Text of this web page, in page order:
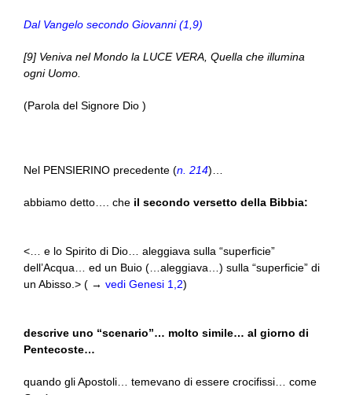
Dal Vangelo secondo Giovanni (1,9)
[9] Veniva nel Mondo la LUCE VERA, Quella che illumina
ogni Uomo.
(Parola del Signore Dio )
Nel PENSIERINO precedente (n. 214)…
abbiamo detto…. che il secondo versetto della Bibbia:
<… e lo Spirito di Dio… aleggiava sulla “superficie”
dell’Acqua… ed un Buio (…aleggiava…) sulla “superficie” di
un Abisso.> ( → vedi Genesi 1,2)
descrive uno “scenario”… molto simile… al giorno di
Pentecoste…
quando gli Apostoli… temevano di essere crocifissi… come